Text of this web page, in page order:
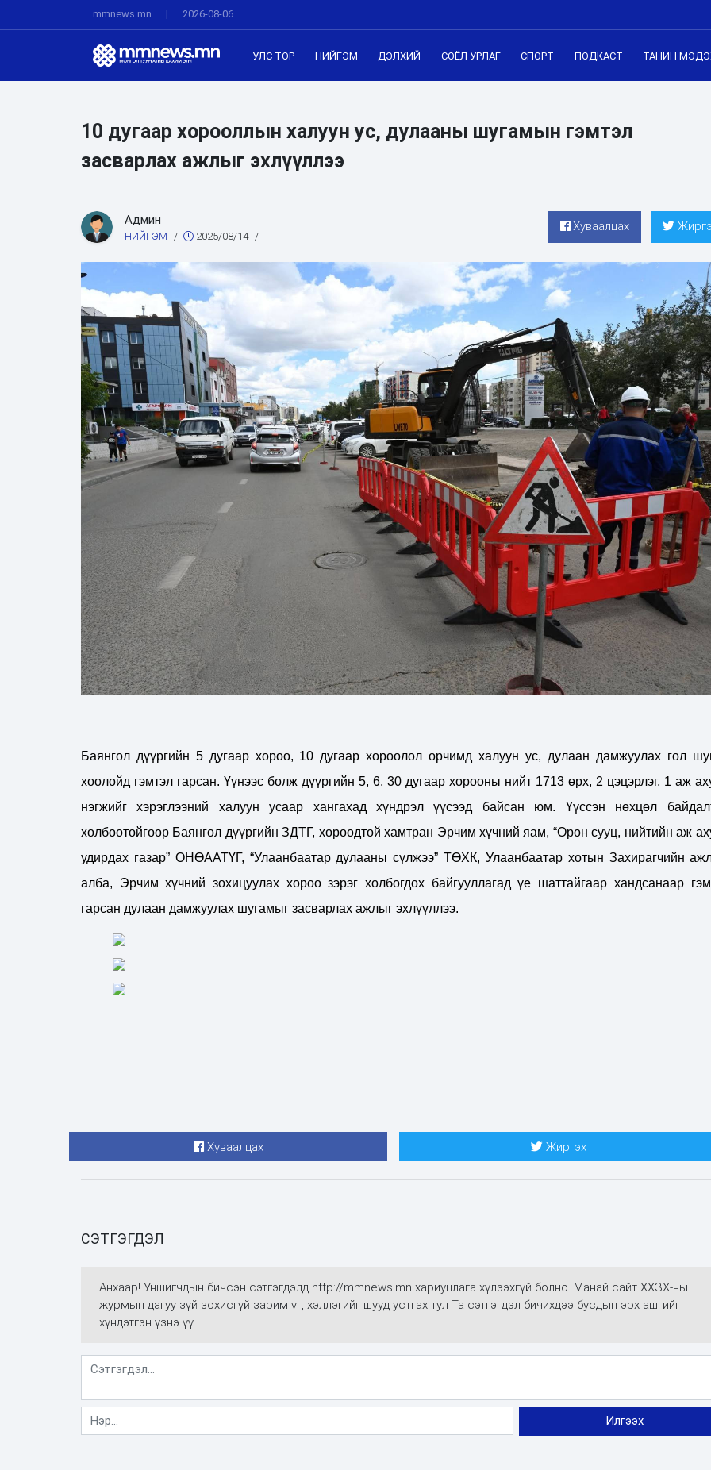
mmnews.mn | 2026-08-06
УЛС ТӨР НИЙГЭМ ДЭЛХИЙ СОЁЛ УРЛАГ СПОРТ ПОДКАСТ ТАНИН
10 дугаар хорооллын халуун ус, дулааны шугамын гэмтэл
засварлах ажлыг эхлүүллээ
Админ
НИЙГЭМ / 2025/08/14 /
Хуваалцах
Баянгол дүүргийн 5 дугаар хороо, 10 дугаар хороолол орчимд халуун ус, дулаан дамжуулах гол
хоолойд гэмтэл гарсан. Үүнээс болж дүүргийн 5, 6, 30 дугаар хорооны нийт 1713 өрх, 2 цэцэрлэг, 1 аж
нэгжийг хэрэглээний халуун усаар хангахад хүндрэл үүсээд байсан юм. Үүссэн нөхцөл
холбоотойгоор Баянгол дүүргийн ЗДТГ, хороодтой хамтран Эрчим хүчний яам, “Орон сууц, нийтийн аж
удирдах газар” ОНӨААТҮГ, “Улаанбаатар дулааны сүлжээ” ТӨХК, Улаанбаатар хотын Захирагчийн
алба, Эрчим хүчний зохицуулах хороо зэрэг холбогдох байгууллагад үе шаттайгаар хандсанаар
гарсан дулаан дамжуулах шугамыг засварлах ажлыг эхлүүллээ.
Хуваалцах Жиргэх
СЭТГЭГДЭЛ
Анхаар! Уншигчдын бичсэн сэтгэгдэлд http://mmnews.mn хариуцлага хүлээхгүй болно. Манай сайт ХХЗХ-ны
журмын дагуу зүй зохисгүй зарим үг, хэллэгийг шууд устгах тул Та сэтгэгдэл бичихдээ бусдын эрх ашгийг
хүндэтгэн үзнэ үү.